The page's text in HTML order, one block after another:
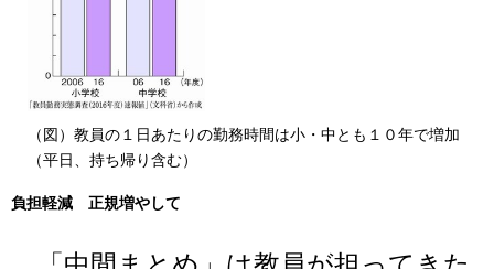
（図）教員の１日あたりの勤務時間は小・中とも１０年で増加
（平日、持ち帰り含む）
負担軽減 正規増やして